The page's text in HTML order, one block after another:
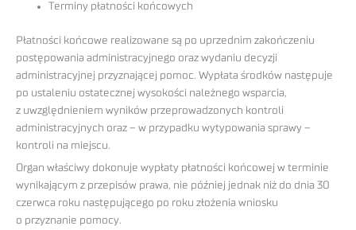
Terminy płatności końcowych
Płatności końcowe realizowane są po uprzednim zakończeniu
postępowania administracyjnego oraz wydaniu decyzji
administracyjnej przyznającej pomoc. Wypłata środków następuje
po ustaleniu ostatecznej wysokości należnego wsparcia,
z uwzględnieniem wyników przeprowadzonych kontroli
administracyjnych oraz – w przypadku wytypowania sprawy –
kontroli na miejscu.
Organ właściwy dokonuje wypłaty płatności końcowej w terminie
wynikającym z przepisów prawa, nie później jednak niż do dnia 30
czerwca roku następującego po roku złożenia wniosku
o przyznanie pomocy.